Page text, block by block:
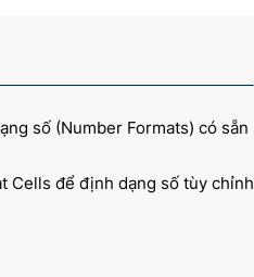
số (Number Formats) có sẵn
Cells để định dạng số tùy chỉnh